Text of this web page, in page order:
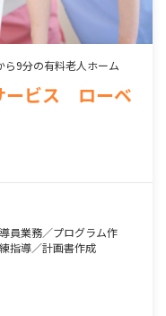
ら9分の有料老人ホーム
ービス ローベ
員業務／プログラム作
指導／計画書作成